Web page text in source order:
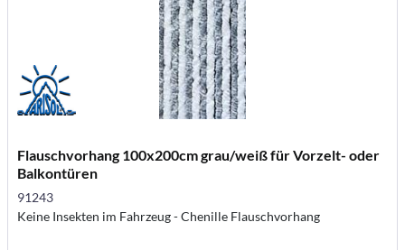
Flauschvorhang 100x200cm grau/weiß für Vorzelt- oder
Balkontüren
91243
Keine Insekten im Fahrzeug - Chenille Flauschvorhang